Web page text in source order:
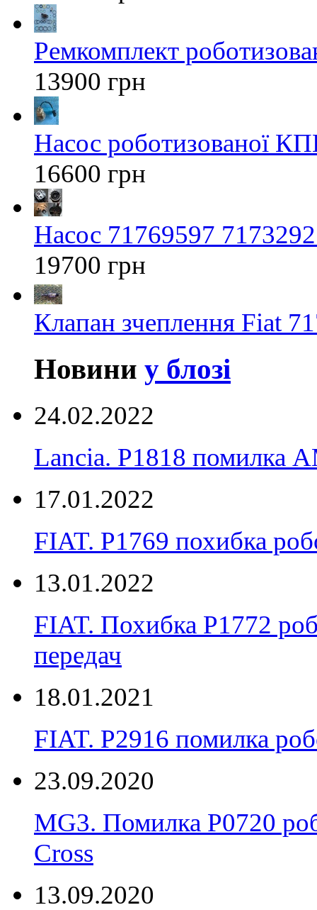
Ремкомплект
13900 грн
Насос роботизованої
16600 грн
Насос 71769597
19700 грн
Клапан зчеплення Fiat
Новини у блозі
24.02.2022
Lancia. P1818 помилка
17.01.2022
FIAT. P1769 похибка
13.01.2022
FIAT. Похибка P1772
передач
18.01.2021
FIAT. P2916 помилка
23.09.2020
MG3. Помилка P0720
Cross
13.09.2020